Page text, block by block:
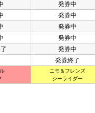
発券中
発券中
発券中
発券中
発券中
発券終了
ニモ＆フレンズ
シーライダー